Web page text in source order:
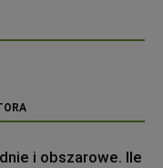
i obszarowe. Ile